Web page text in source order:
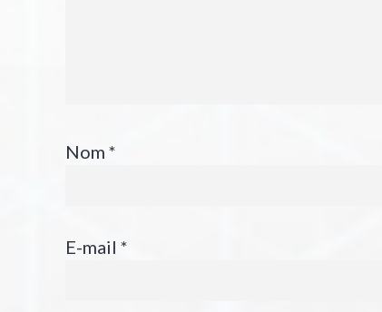
Nom *
E-mail *